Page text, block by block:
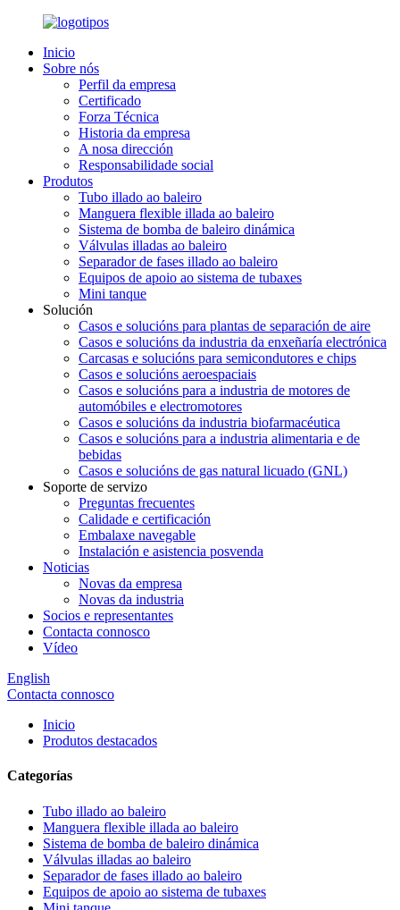
Inicio
Sobre nós
Perfil da empresa
Certificado
Forza Técnica
Historia da empresa
A nosa dirección
Responsabilidade social
Produtos
Tubo illado ao baleiro
Manguera flexible illada ao baleiro
Sistema de bomba de baleiro dinámica
Válvulas illadas ao baleiro
Separador de fases illado ao baleiro
Equipos de apoio ao sistema de tubaxes
Mini tanque
Solución
Casos e solucións para plantas de separación de aire
Casos e solucións da industria da enxeñaría electrónica
Carcasas e solucións para semicondutores e chips
Casos e solucións aeroespaciais
Casos e solucións para a industria de motores de
automóbiles e electromotores
Casos e solucións da industria biofarmacéutica
Casos e solucións para a industria alimentaria e de
bebidas
Casos e solucións de gas natural licuado (GNL)
Soporte de servizo
Preguntas frecuentes
Calidade e certificación
Embalaxe navegable
Instalación e asistencia posvenda
Noticias
Novas da empresa
Novas da industria
Socios e representantes
Contacta connosco
Vídeo
English
Contacta connosco
Inicio
Produtos destacados
Categorías
Tubo illado ao baleiro
Manguera flexible illada ao baleiro
Sistema de bomba de baleiro dinámica
Válvulas illadas ao baleiro
Separador de fases illado ao baleiro
Equipos de apoio ao sistema de tubaxes